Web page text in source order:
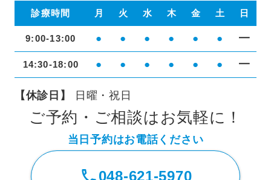
診療時間 月 火 水 木 金 土 日
9:00-13:00 ● ● ● ● ● ● ━
14:30-18:00 ● ● ● ● ● ● ━
【休診日】 日曜・祝日
ご予約・ご相談はお気軽に！
当日予約はお電話ください
048-621-5970